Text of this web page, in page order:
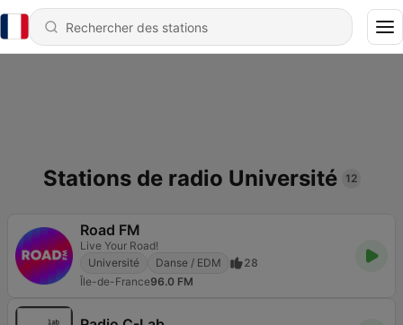
Stations de radio Université 12
Road FM
Live Your Road!
Université
Danse / EDM
28
Île-de-France96.0 FM